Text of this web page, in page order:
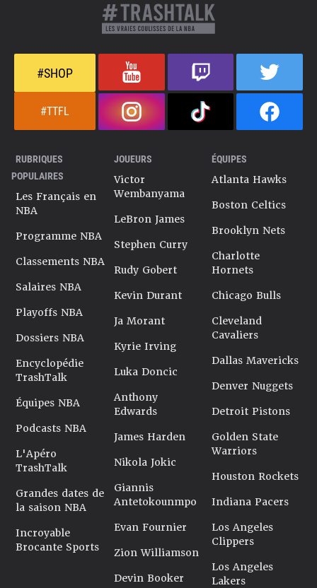
permettre de continuer sa progression et de s’imposer
comme un élément majeur du Mimai Heat d’Erik
Spoelstra en compagnie de Bam Adebayo, Andrew
Dernière mise à jour le 24 septembre 2025
#SHOP
#TTFL
RUBRIQUES
POPULAIRES
Les Français en
NBA
Programme NBA
Classements NBA
Salaires NBA
Playoffs NBA
Dossiers NBA
Encyclopédie
TrashTalk
Équipes NBA
Podcasts NBA
L'Apéro
TrashTalk
Grandes dates de
la saison NBA
Incroyable
Brocante Sports
JOUEURS
Victor
Wembanyama
LeBron James
Stephen Curry
Rudy Gobert
Kevin Durant
Ja Morant
Kyrie Irving
Luka Doncic
Anthony
Edwards
James Harden
Nikola Jokic
Giannis
Antetokounmpo
Evan Fournier
Zion Williamson
Devin Booker
ÉQUIPES
Atlanta Hawks
Boston Celtics
Brooklyn Nets
Charlotte
Hornets
Chicago Bulls
Cleveland
Cavaliers
Dallas Mavericks
Denver Nuggets
Detroit Pistons
Golden State
Warriors
Houston Rockets
Indiana Pacers
Los Angeles
Clippers
Los Angeles
Lakers